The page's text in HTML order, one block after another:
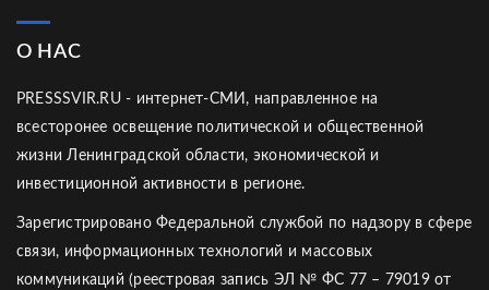
О НАС
PRESSSVIR.RU - интернет-СМИ, направленное на
всесторонее освещение политической и общественной
жизни Ленинградской области, экономической и
инвестиционной активности в регионе.
Зарегистрировано Федеральной службой по надзору в сфере
связи, информационных технологий и массовых
коммуникаций (реестровая запись ЭЛ № ФС 77 – 79019 от